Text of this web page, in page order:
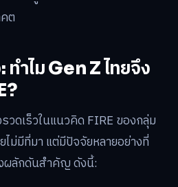
ต
ทำไม Gen Z ไทยจึง
วดเร็วในแนวคิด FIRE ของกลุ่ม
ไม่มีที่มา แต่มีปัจจัยหลายอย่างที่
ผลักดันสำคัญ ดังนี้: